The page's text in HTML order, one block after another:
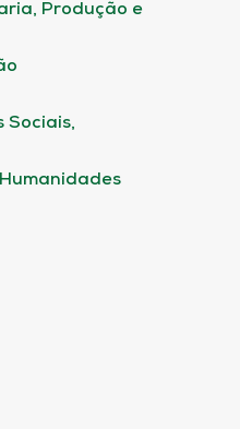
Produção e
Sociais,